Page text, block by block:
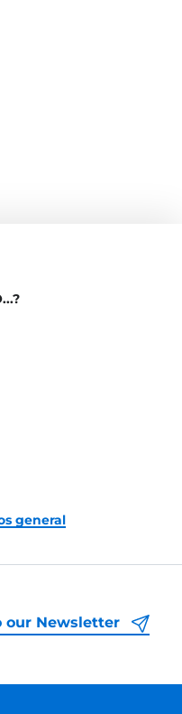
general
our Newsletter